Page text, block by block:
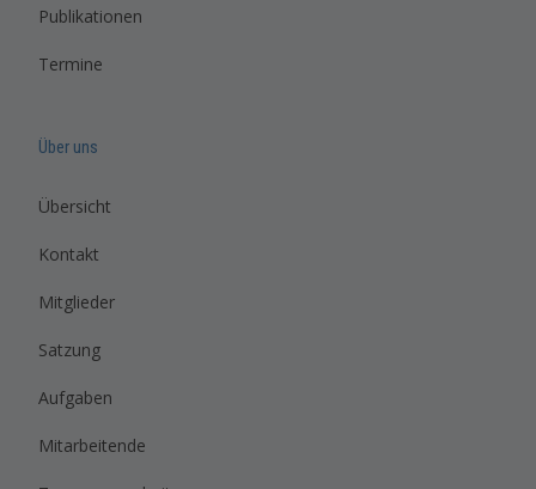
Publikationen
Termine
Über uns
Übersicht
Kontakt
Mitglieder
Satzung
Aufgaben
Mitarbeitende